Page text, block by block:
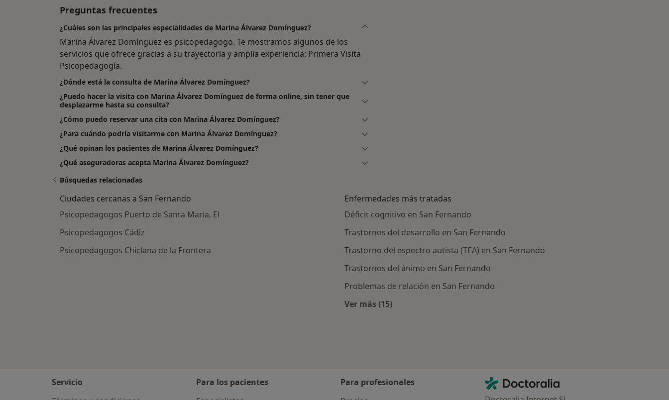
Preguntas frecuentes
¿Cuáles son las principales especialidades de Marina Álvarez Domínguez?
Marina Álvarez Domínguez es psicopedagogo. Te mostramos algunos de los
servicios que ofrece gracias a su trayectoria y amplia experiencia: Primera Visita
Psicopedagogía.
¿Dónde está la consulta de Marina Álvarez Domínguez?
¿Puedo hacer la visita con Marina Álvarez Domínguez de forma online, sin tener que
desplazarme hasta su consulta?
¿Cómo puedo reservar una cita con Marina Álvarez Domínguez?
¿Para cuándo podría visitarme con Marina Álvarez Domínguez?
¿Qué opinan los pacientes de Marina Álvarez Domínguez?
¿Qué aseguradoras acepta Marina Álvarez Domínguez?
Búsquedas relacionadas
Ciudades cercanas a San Fernando
Psicopedagogos Puerto de Santa Maria, El
Psicopedagogos Cádiz
Psicopedagogos Chiclana de la Frontera
Enfermedades más tratadas
Déficit cognitivo en San Fernando
Trastornos del desarrollo en San Fernando
Trastorno del espectro autista (TEA) en San Fernando
Trastornos del ánimo en San Fernando
Problemas de relación en San Fernando
Ver más (15)
Servicio
Para los pacientes
Para profesionales
Contacto
Doctoralia - Página de inicio